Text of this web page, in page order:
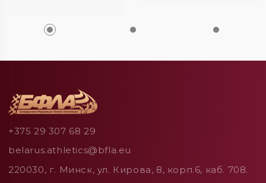
+375 29 307 68 29
belarus.athletics@bfla.eu
220030, г. Минск, ул. Кирова, 8, корп.6, каб. 708.